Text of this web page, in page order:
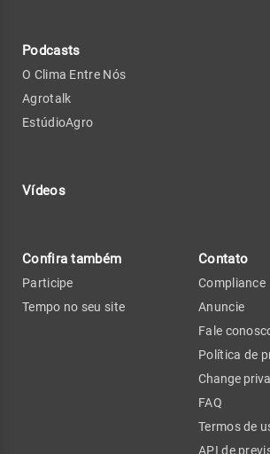
Podcasts
O Clima Entre Nós
Agrotalk
EstúdioAgro
Vídeos
Confira também
Participe
Tempo no seu site
Contato
Compliance
Anuncie
Fale
Política de
Change
FAQ
Termos de
API de